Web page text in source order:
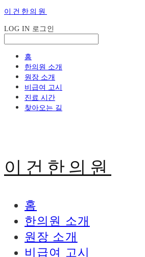
이건한의원
LOG IN 로그인
홈
한의원 소개
원장 소개
비급여 고시
진료 시간
찾아오는 길
이건한의원
홈
한의원 소개
원장 소개
비급여 고시